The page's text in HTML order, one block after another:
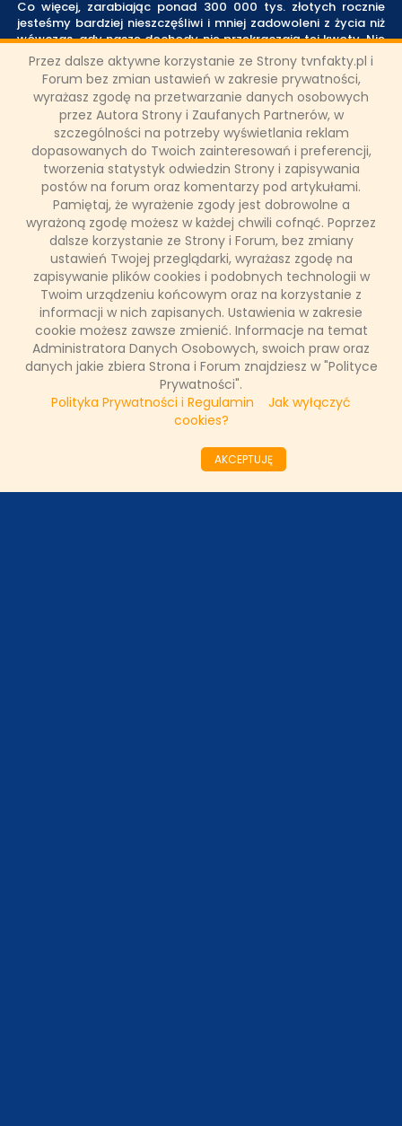
Przez dalsze aktywne korzystanie ze Strony tvnfakty.pl i
Forum bez zmian ustawień w zakresie prywatności,
wyrażasz zgodę na przetwarzanie danych osobowych
przez Autora Strony i Zaufanych Partnerów, w
szczególności na potrzeby wyświetlania reklam
dopasowanych do Twoich zainteresowań i preferencji,
tworzenia statystyk odwiedzin Strony i zapisywania
postów na forum oraz komentarzy pod artykułami.
Pamiętaj, że wyrażenie zgody jest dobrowolne a
wyrażoną zgodę możesz w każdej chwili cofnąć. Poprzez
dalsze korzystanie ze Strony i Forum, bez zmiany
ustawień Twojej przeglądarki, wyrażasz zgodę na
zapisywanie plików cookies i podobnych technologii w
Twoim urządzeniu końcowym oraz na korzystanie z
informacji w nich zapisanych. Ustawienia w zakresie
cookie możesz zawsze zmienić. Informacje na temat
Administratora Danych Osobowych, swoich praw oraz
danych jakie zbiera Strona i Forum znajdziesz w "Polityce
Prywatności".
Polityka Prywatności i Regulamin
Jak wyłączyć
cookies?
AKCEPTUJĘ
Co więcej, zarabiając ponad 300 000 tys. złotych rocznie
jesteśmy bardziej nieszczęśliwi i mniej zadowoleni z życia niż
wówczas, gdy nasze dochody nie przekraczają tej kwoty. Nie
dziwi natomiast fakt, że odczuwany przez nas poziom
szczęścia gwałtowanie spada wówczas, gdy nagle
zaczynamy zarabiać dużo mniej (przy niskich zarobkach ten
spadek nie jest aż tak drastyczny).
Czy pieniądze dają szczęście?
Jak zatem wynika z opublikowanego przez Instytut Gallupa
badaniapieniądze dają szczęście wówczas, gdy nie
zarabiamy za dużo i gdy jesteśmy w stanie w
optymalnym stopniu zaspokoić swoje życiowe potrzeby
Podsumowując, jest taki próg finansowy, którego osiągnięcie
sprawi, że będziemy szczęśliwsi, lecz jednocześnie
przekroczenie go może spowodować, że zamiast
pozytywnych emocji odnotujemy gwałtowny spadek
poziomu zadowolenia z życia. Okazuje się zatem, że przepis
na szczęście tkwi w umiarze, a potrzeba zachowania
równowagi dotyczy również tego, ile zarabiamy.
3 lipca 2018, 09:05
UDOSTĘPNIJ POST